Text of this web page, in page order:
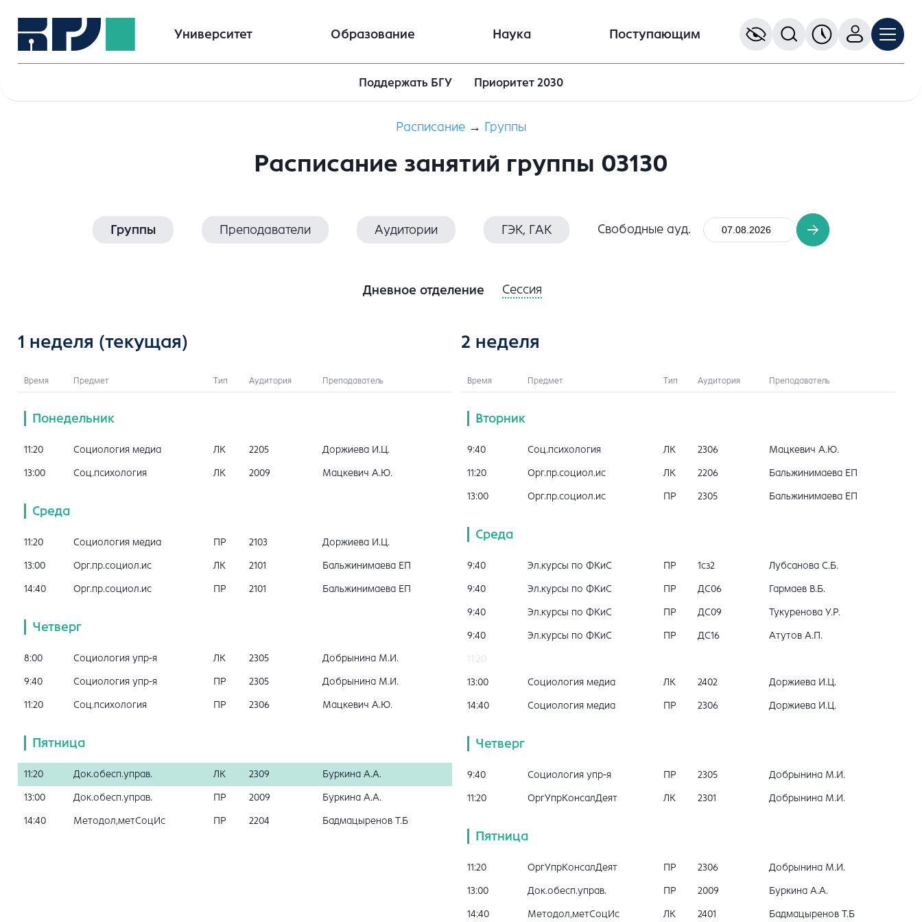
Университет Образование Наука Поступающим
Поддержать БГУ Приоритет 2030
Расписание → Группы
Расписание занятий группы 03130
Группы Преподаватели Аудитории ГЭК, ГАК Свободные ауд.
Дневное отделение Сессия
1 неделя (текущая)
Время Предмет Тип Аудитория Преподаватель
Понедельник
11:20 Социология медиа ЛК 2205 Доржиева И.Ц.
13:00 Соц.психология ЛК 2009 Мацкевич А.Ю.
Среда
11:20 Социология медиа ПР 2103 Доржиева И.Ц.
13:00 Орг.пр.социол.ис ЛК 2101 Бальжинимаева ЕП
14:40 Орг.пр.социол.ис ПР 2101 Бальжинимаева ЕП
Четверг
8:00 Социология упр-я ЛК 2305 Добрынина М.И.
9:40 Социология упр-я ПР 2305 Добрынина М.И.
11:20 Соц.психология ПР 2306 Мацкевич А.Ю.
Пятница
11:20 Док.обесп.управ. ЛК 2309 Буркина А.А.
13:00 Док.обесп.управ. ПР 2009 Буркина А.А.
14:40 Методол,метСоцИс ПР 2204 Бадмацыренов Т.Б
2 неделя
Время Предмет Тип Аудитория Преподаватель
Вторник
9:40 Соц.психология ЛК 2306 Мацкевич А.Ю.
11:20 Орг.пр.социол.ис ЛК 2206 Бальжинимаева ЕП
13:00 Орг.пр.социол.ис ПР 2305 Бальжинимаева ЕП
Среда
9:40 Эл.курсы по ФКиС ПР 1сз2 Лубсанова С.Б.
9:40 Эл.курсы по ФКиС ПР ДС06 Гармаев В.Б.
9:40 Эл.курсы по ФКиС ПР ДС09 Тукуренова У.Р.
9:40 Эл.курсы по ФКиС ПР ДС16 Атутов А.П.
11:20
13:00 Социология медиа ЛК 2402 Доржиева И.Ц.
14:40 Социология медиа ПР 2306 Доржиева И.Ц.
Четверг
9:40 Социология упр-я ПР 2305 Добрынина М.И.
11:20 ОргУпрКонсалДеят ЛК 2301 Добрынина М.И.
Пятница
11:20 ОргУпрКонсалДеят ПР 2306 Добрынина М.И.
13:00 Док.обесп.управ. ПР 2009 Буркина А.А.
14:40 Методол,метСоцИс ЛК 2401 Бадмацыренов Т.Б